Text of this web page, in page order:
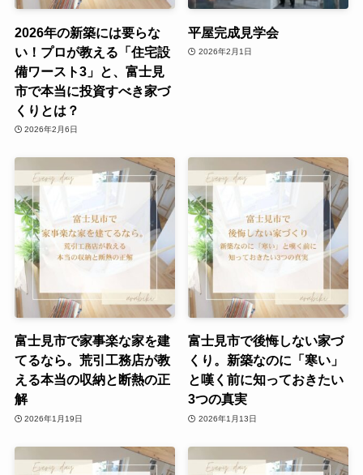
2026年の新築には要らな
い！プロが教える「住宅設
備ワースト3」と、富士見
市で本当に投資すべき家づ
くりとは？
2026年2月6日
平屋完成見学会
2026年2月1日
富士見市で家事楽な家を建
てるなら。荒引工務店が教
える本当の収納と断熱の正
解
2026年1月19日
富士見市で後悔しない家づ
くり。新築なのに「寒い」
と嘆く前に知っておきたい
3つの真実
2026年1月13日